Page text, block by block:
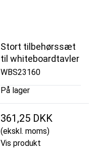
Stort tilbehørssæt
til whiteboardtavler
WBS23160
På lager
361,25 DKK
(ekskl. moms)
Vis produkt